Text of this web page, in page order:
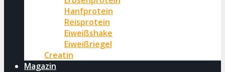
Hanfprotein
Reisprotein
Eiweißshake
Eiweißriegel
Creatin
Magazin